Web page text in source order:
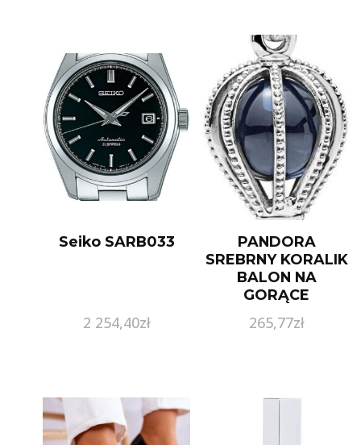
Seiko SARB033
2 254,40zł
PANDORA
SREBRNY KORALIK
BALON NA
GORĄCE
798064NMB
265,77zł